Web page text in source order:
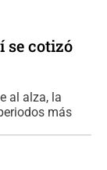
se cotizó
al alza, la
más